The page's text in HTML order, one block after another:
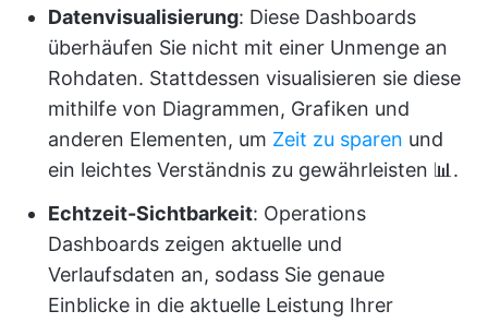
Datenvisualisierung: Diese Dashboards
überhäufen Sie nicht mit einer Unmenge an
Rohdaten. Stattdessen visualisieren sie diese
mithilfe von Diagrammen, Grafiken und
anderen Elementen, um Zeit zu sparen und
ein leichtes Verständnis zu gewährleisten 📊.
Echtzeit-Sichtbarkeit: Operations
Dashboards zeigen aktuelle und
Verlaufsdaten an, sodass Sie genaue
Einblicke in die aktuelle Leistung Ihrer